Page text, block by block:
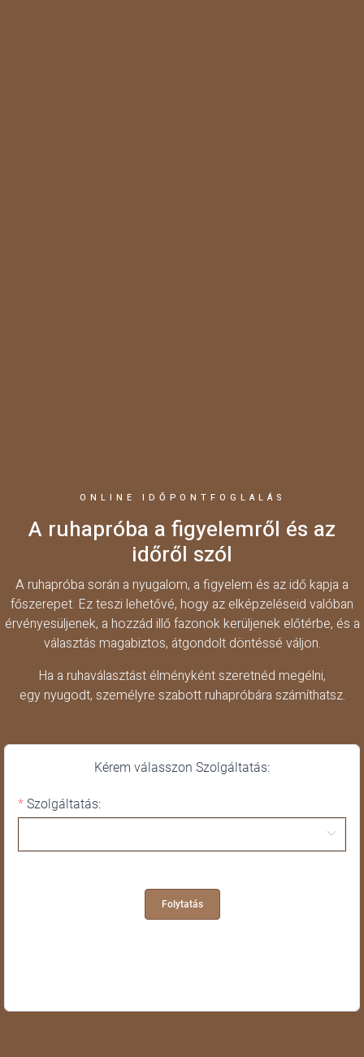
ONLINE IDŐPONTFOGLALÁS
A ruhapróba a figyelemről és az
időről szól
A ruhapróba során a nyugalom, a figyelem és az idő kapja a
főszerepet. Ez teszi lehetővé, hogy az elképzeléseid valóban
érvényesüljenek, a hozzád illő fazonok kerüljenek előtérbe, és a
választás magabiztos, átgondolt döntéssé váljon.
Ha a ruhaválasztást élményként szeretnéd megélni,
egy nyugodt, személyre szabott ruhapróbára számíthatsz.
Kérem válasszon Szolgáltatás:
Szolgáltatás:
Folytatás